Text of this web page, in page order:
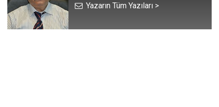
Yazarın Tüm Yazıları >